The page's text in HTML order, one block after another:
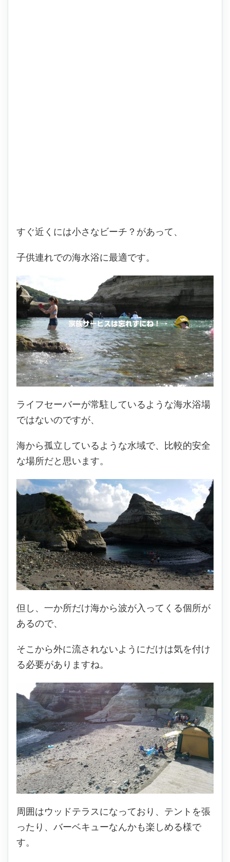
すぐ近くには小さなビーチ？があって、
子供連れでの海水浴に最適です。
ライフセーバーが常駐しているような海水浴場
ではないのですが、
海から孤立しているような水域で、比較的安全
な場所だと思います。
但し、一か所だけ海から波が入ってくる個所が
あるので、
そこから外に流されないようにだけは気を付け
る必要がありますね。
周囲はウッドテラスになっており、テントを張
ったり、バーベキューなんかも楽しめる様で
す。